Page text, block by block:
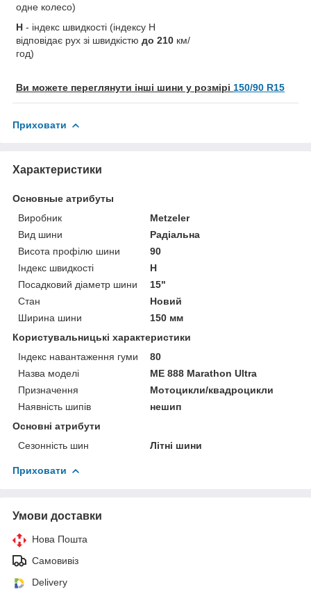
одне колесо)
H - індекс швидкості (індексу H
відповідає рух зі швидкістю до 210 км/
год)
Ви можете переглянути інші шини у розмірі 150/90 R15
Приховати
Характеристики
Основные атрибуты
Виробник
Metzeler
Вид шини
Радіальна
Висота профілю шини
90
Індекс швидкості
H
Посадковий діаметр шини
15"
Стан
Новий
Ширина шини
150 мм
Користувальницькі характеристики
Індекс навантаження гуми
80
Назва моделі
ME 888 Marathon Ultra
Призначення
Мотоцикли/квадроцикли
Наявність шипів
нешип
Основні атрибути
Сезонність шин
Літні шини
Приховати
Умови доставки
Нова Пошта
Самовивіз
Delivery